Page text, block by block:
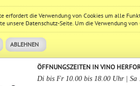
erfordert die Verwendung von Cookies um alle
unsere Datenschutz-Seite. Um die Verwendung
ABLEHNEN
ÖFFNUNGSZEITEN IN VINO
Di bis Fr 10.00 bis 18.00 Uhr | Sa